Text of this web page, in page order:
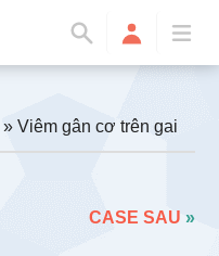
» Viêm gân cơ trên gai
CASE SAU »